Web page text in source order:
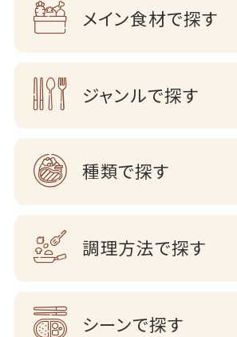
メイン食材で探す
ジャンルで探す
種類で探す
調理方法で探す
シーンで探す